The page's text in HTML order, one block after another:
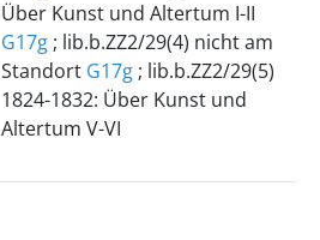
Über Kunst und Altertum I-II
G17g; lib.b.ZZ2/29(4) nicht am
Standort G17g; lib.b.ZZ2/29(5)
1824-1832: Über Kunst und
Altertum V-VI